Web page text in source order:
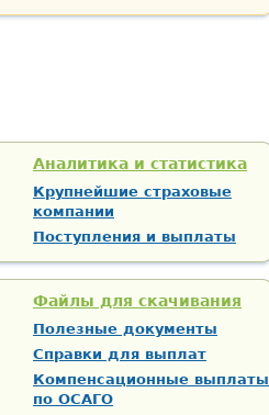
Аналитика и статистика
Крупнейшие страховые
компании
Поступления и выплаты
Файлы для скачивания
Полезные документы
Справки для выплат
Компенсационные выплаты
по ОСАГО